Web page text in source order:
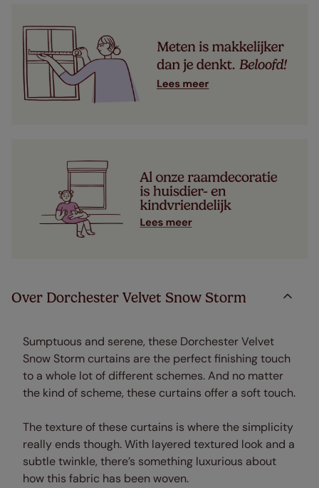
Over Dorchester Velvet Snow Storm
Sumptuous and serene, these Dorchester Velvet
Snow Storm curtains are the perfect finishing touch
to a whole lot of different schemes. And no matter
the kind of scheme, these curtains offer a soft touch.
The texture of these curtains is where the simplicity
really ends though. With layered textured look and a
subtle twinkle, there’s something luxurious about
how this fabric has been woven.